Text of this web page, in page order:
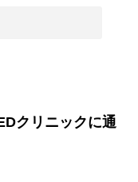
クリニックに通